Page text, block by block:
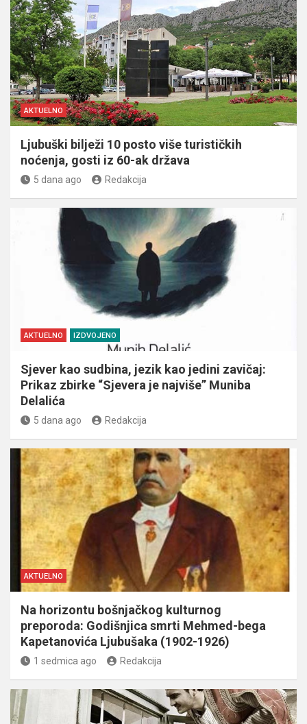
AKTUELNO
Ljubuški bilježi 10 posto više turističkih
noćenja, gosti iz 60-ak država
5 dana ago Redakcija
AKTUELNO IZDVOJENO
Sjever kao sudbina, jezik kao jedini zavičaj:
Prikaz zbirke “Sjevera je najviše” Muniba
Delalića
5 dana ago Redakcija
AKTUELNO
Na horizontu bošnjačkog kulturnog
preporoda: Godišnjica smrti Mehmed-bega
Kapetanovića Ljubušaka (1902-1926)
1 sedmica ago Redakcija